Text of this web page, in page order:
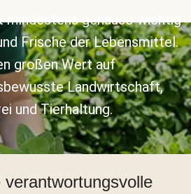
mindestens genauso wichtig
Frische der Lebensmittel.
großen Wert auf
Landwirtschaft,
und Tierhaltung.